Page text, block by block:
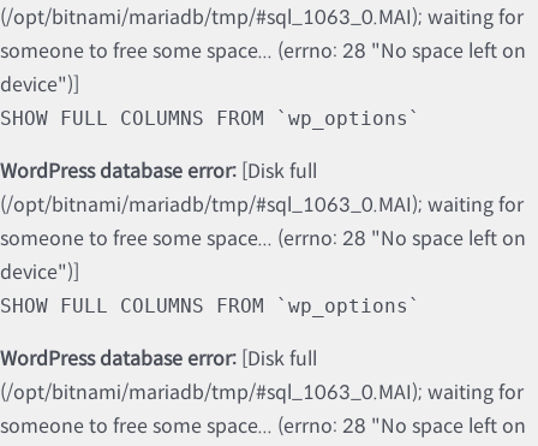
(/opt/bitnami/mariadb/tmp/#sql_1063_0.MAI); waiting for
someone to free some space... (errno: 28 "No space left on
device")]
SHOW FULL COLUMNS FROM `wp_options`
WordPress database error: [Disk full
(/opt/bitnami/mariadb/tmp/#sql_1063_0.MAI); waiting for
someone to free some space... (errno: 28 "No space left on
device")]
SHOW FULL COLUMNS FROM `wp_options`
WordPress database error: [Disk full
(/opt/bitnami/mariadb/tmp/#sql_1063_0.MAI); waiting for
someone to free some space... (errno: 28 "No space left on